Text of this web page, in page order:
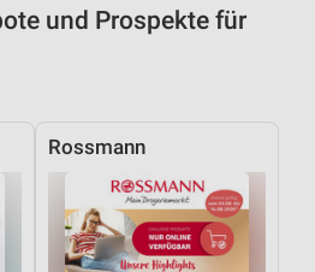
und Prospekte für
Rossmann